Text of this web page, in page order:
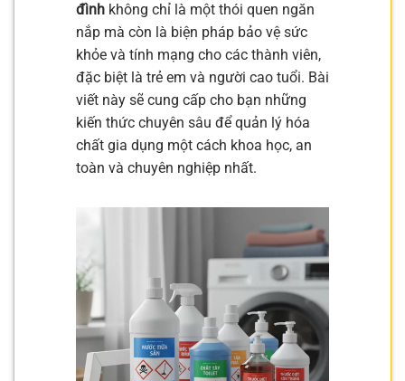
đình không chỉ là một thói quen ngăn
nắp mà còn là biện pháp bảo vệ sức
khỏe và tính mạng cho các thành viên,
đặc biệt là trẻ em và người cao tuổi. Bài
viết này sẽ cung cấp cho bạn những
kiến thức chuyên sâu để quản lý hóa
chất gia dụng một cách khoa học, an
toàn và chuyên nghiệp nhất.